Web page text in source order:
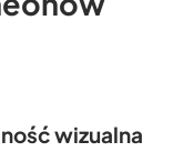
wizualna